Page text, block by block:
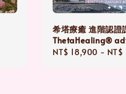
希塔療癒 進階認證
ThetaHealing®
Regular
NT$ 18,900 -